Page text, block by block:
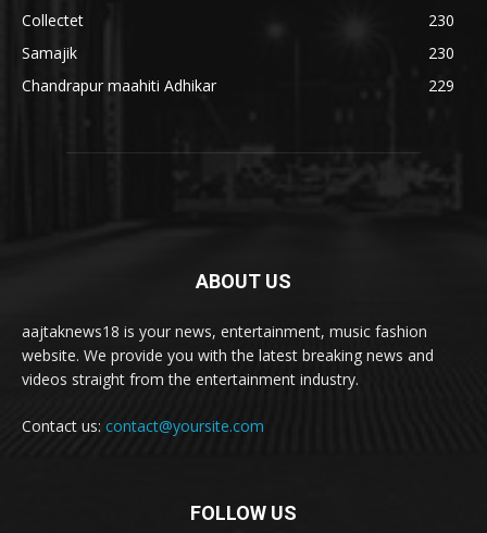
Collectet
230
Samajik
230
Chandrapur maahiti Adhikar
229
ABOUT US
aajtaknews18 is your news, entertainment, music fashion
website. We provide you with the latest breaking news and
videos straight from the entertainment industry.
Contact us: contact@yoursite.com
FOLLOW US